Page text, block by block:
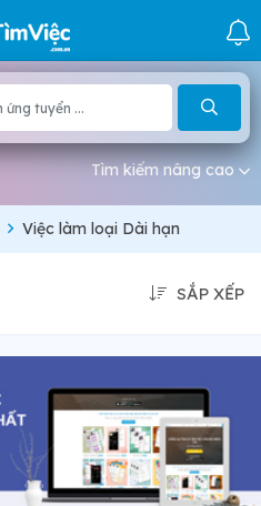
Tìm kiếm nâng cao
Việc làm loại Dài hạn
SẮP XẾP